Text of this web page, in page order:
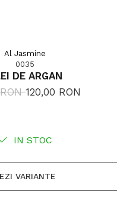
Al Jasmine
0035
DE ARGAN
RON120,00 RON
IN STOC
VARIANTE